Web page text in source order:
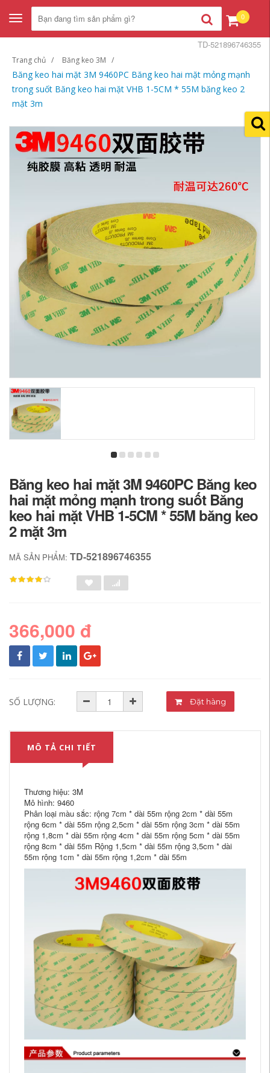
Toggle
navigation
0
Trang chủ Băng keo 3M
Băng keo hai mặt 3M 9460PC Băng keo hai mặt mỏng mạnh
trong suốt Băng keo hai mặt VHB 1-5CM * 55M băng keo 2
mặt 3m
TD-521896746355
Băng keo hai mặt 3M 9460PC Băng keo
hai mặt mỏng mạnh trong suốt Băng
keo hai mặt VHB 1-5CM * 55M băng keo
2 mặt 3m
MÃ SẢN PHẨM: TD-521896746355
366,000 đ
SỐ LƯỢNG: Đặt hàng
MÔ TẢ CHI TIẾT
Thương hiệu: 3M
Mô hình: 9460
Phân loại màu sắc: rộng 7cm * dài 55m rộng 2cm * dài 55m
rộng 6cm * dài 55m rộng 2,5cm * dài 55m rộng 3cm * dài 55m
rộng 1,8cm * dài 55m rộng 4cm * dài 55m rộng 5cm * dài 55m
rộng 8cm * dài 55m Rộng 1,5cm * dài 55m rộng 3,5cm * dài
55m rộng 1cm * dài 55m rộng 1,2cm * dài 55m